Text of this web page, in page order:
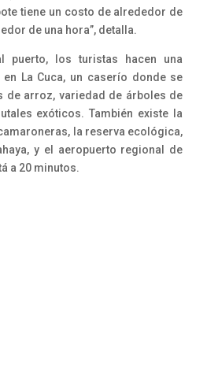
tiene un costo de alrededor de
de una hora”, detalla.
puerto, los turistas hacen una
La Cuca, un caserío donde se
de arroz, variedad de árboles de
exóticos. También existe la
la reserva ecológica,
y el aeropuerto regional de
a 20 minutos.